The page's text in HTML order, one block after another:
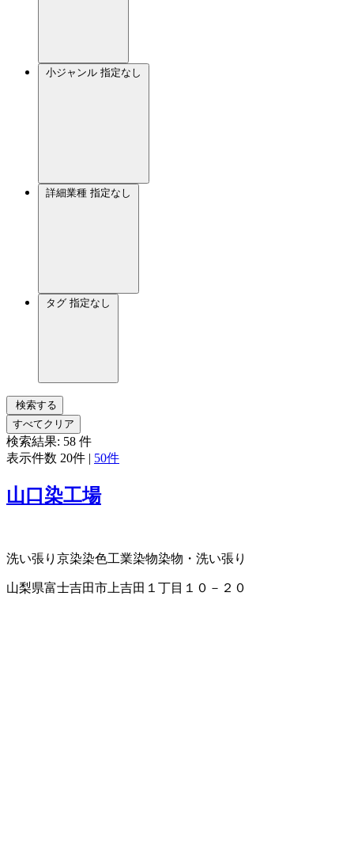
小ジャンル 指定なし
詳細業種 指定なし
タグ 指定なし
検索する
すべてクリア
検索結果: 58 件
表示件数 20件 | 50件
山口染工場
洗い張り 京染染色工業染物染物・洗い張り
山梨県富士吉田市上吉田１丁目１０－２０